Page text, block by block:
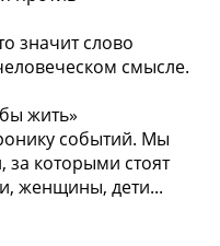
значит слово
смысле.
жить»
событий. Мы
за которыми стоят
женщины, дети...